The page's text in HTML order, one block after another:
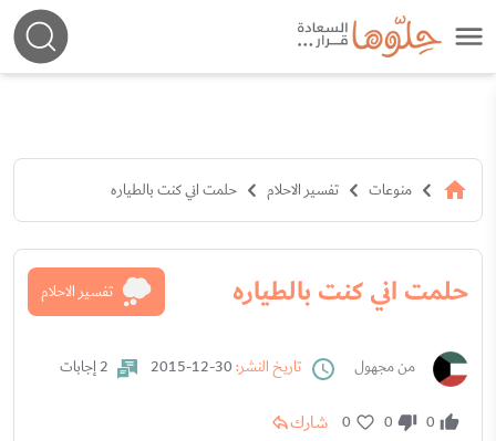
منوعات تفسير الاحلام حلمت اني كنت بالطياره
حلمت اني كنت بالطياره تفسير الاحلام
من مجهول تاريخ النشر: 2 إجابات
0
0
0 شارك